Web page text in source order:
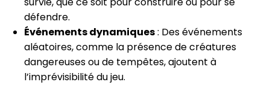
défendre.
Événements dynamiques: Des événements
aléatoires, comme la présence de créatures
dangereuses ou de tempêtes, ajoutent à
l’imprévisibilité du jeu.